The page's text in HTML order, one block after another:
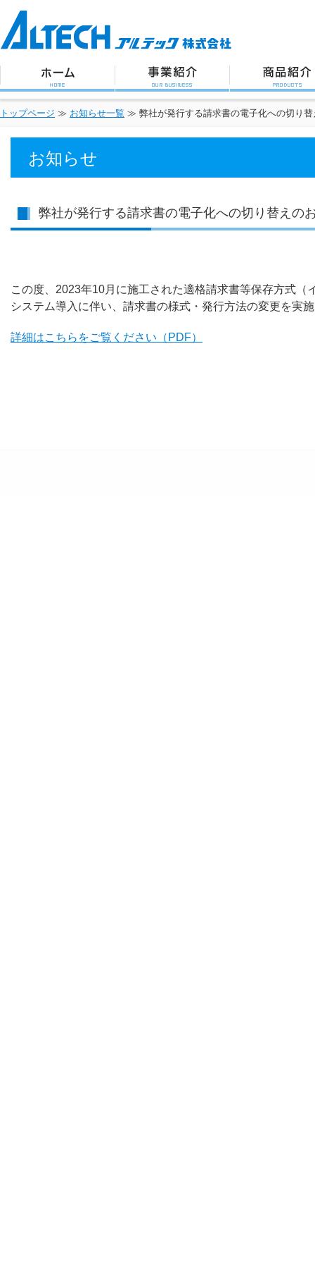
トップページ ≫ お知らせ一覧 ≫ 弊社が発行する請求書の電子化への切り
お知らせ
弊社が発行する請求書の電子化への切り替えの
この度、2023年10月に施工された適格請求書等保存方式（
システム導入に伴い、請求書の様式・発行方法の変更を実
詳細はこちらをご覧ください（PDF）